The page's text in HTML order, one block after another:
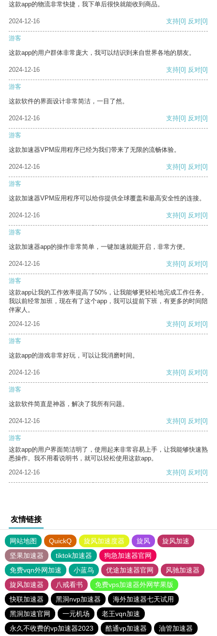
这款app的物流非常快捷，我下单后很快就能收到商品。
2024-12-16 支持[0] 反对[0]
游客
这款app的用户群体非常庞大，我可以结识到来自世界各地的朋友。
2024-12-16 支持[0] 反对[0]
游客
这款软件的界面设计非常简洁，一目了然。
2024-12-16 支持[0] 反对[0]
游客
这款加速器VPM应用程序已经为我们带来了无限的流畅体验。
2024-12-16 支持[0] 反对[0]
游客
这款加速器VPM应用程序可以给你提供全球覆盖和最高安全性的连接。
2024-12-16 支持[0] 反对[0]
游客
这款加速器app的操作非常简单，一键加速就能开启，非常方便。
2024-12-16 支持[0] 反对[0]
游客
这款app让我的工作效率提高了50%，让我能够更轻松地完成工作任务。
我以前经常加班，现在有了这个app，我可以提前下班，有更多的时间陪
伴家人。
2024-12-16
支持[0] 反对[0]
游客
这款app的游戏非常好玩，可以让我消磨时间。
2024-12-16 支持[0] 反对[0]
游客
这款软件简直是神器，解决了我所有问题。
2024-12-16 支持[0] 反对[0]
游客
这款app的用户界面简洁明了，使用起来非常容易上手，让我能够快速熟
悉操作。我不用看说明书，就可以轻松使用这款app。
2024-12-16
支持[0] 反对[0]
友情链接
网站地图 QuickQ 旋风加速度器 旋风
旋风加速
坚果加速器
tiktok加速器
狗急加速器官网
免费vqn外网加速
小蓝鸟 优途加速器官网
风驰加速器
旋风加速器
八戒看书
免费vps加速器外网苹果版
快联加速器
黑洞nvp加速器
海外加速器七天试用
黑洞加速官网
一元机场
老王vqn加速
永久不收费的vp加速器2023
酷通vp加速器 油管加速器